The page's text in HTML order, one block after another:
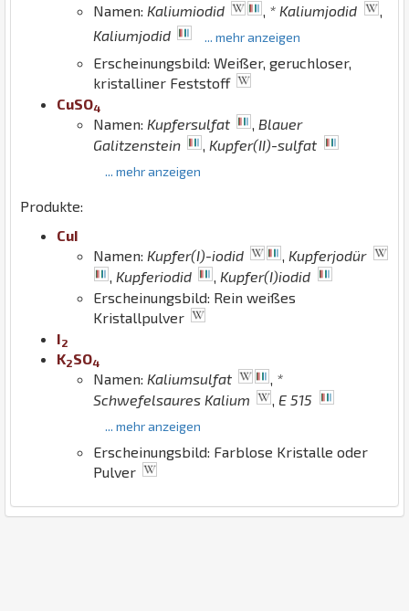
Namen: Kaliumiodid * Kaliumjodid
Kaliumjodid
... mehr anzeigen
Erscheinungsbild: Weißer, geruchloser,
kristalliner Feststoff
CuSO4
Namen: Kupfersulfat
Blauer
Galitzenstein
, Kupfer(II)-sulfat
... mehr anzeigen
Produkte:
CuI
Namen: Kupfer(I)-iodid , Kupferjodür
, Kupferiodid , Kupfer(I)iodid
Erscheinungsbild: Rein weißes
Kristallpulver
I2
K2SO4
Namen: Kaliumsulfat , *
Schwefelsaures Kalium
, E 515
... mehr anzeigen
Erscheinungsbild: Farblose Kristalle oder
Pulver